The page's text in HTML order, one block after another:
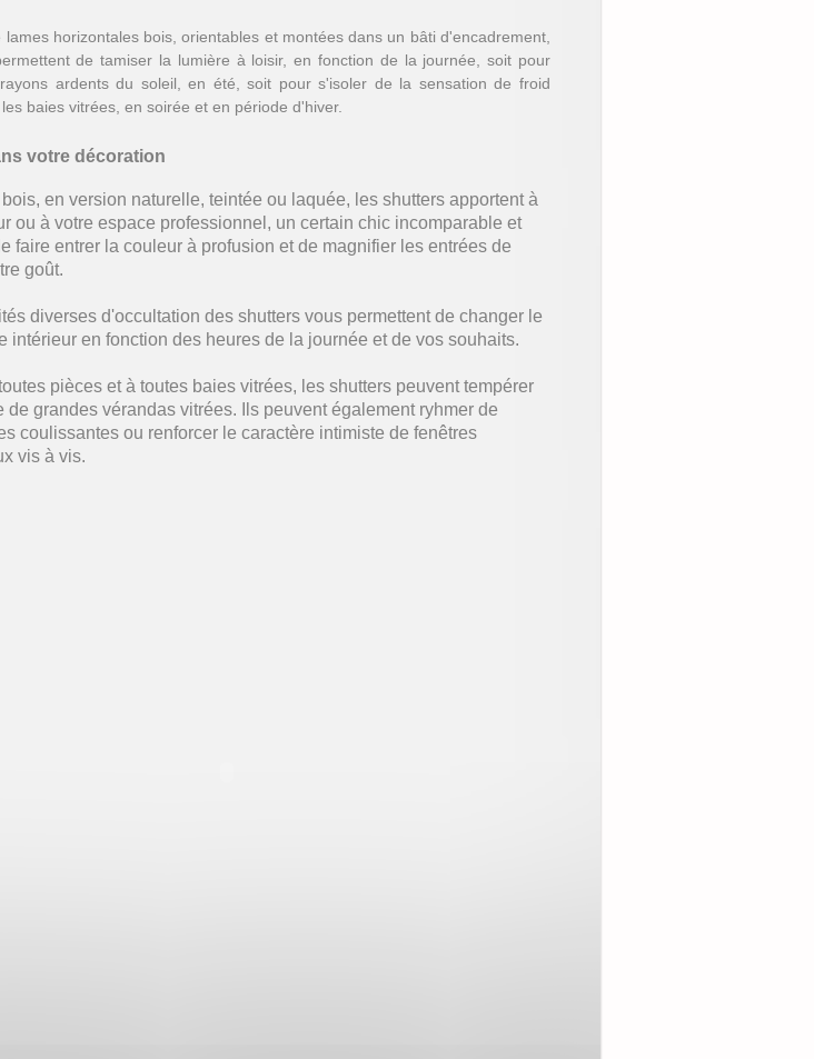
lames horizontales bois, orientables et montées dans un bâti d'encadrement,
de tamiser la lumière à loisir, en fonction de la journée, soit pour
ardents du soleil, en été, soit pour s'isoler de la sensation de froid
baies vitrées, en soirée et en période d'hiver.
votre décoration
en version naturelle, teintée ou laquée, les shutters apportent à
ou à votre espace professionnel, un certain chic incomparable et
faire entrer la couleur à profusion et de magnifier les entrées de
goût.
diverses d'occultation des shutters vous permettent de changer le
intérieur en fonction des heures de la journée et de vos souhaits.
pièces et à toutes baies vitrées, les shutters peuvent tempérer
de grandes vérandas vitrées. Ils peuvent également ryhmer de
coulissantes ou renforcer le caractère intimiste de fenêtres
vis à vis.